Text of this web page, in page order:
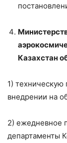
Казахстан
1)
внедрении на
2) ежедневное
департаменты